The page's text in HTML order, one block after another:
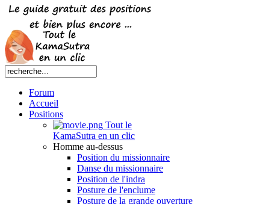
Forum
Accueil
Positions
Tout le
KamaSutra en un clic
Homme au-dessus
Position du missionnaire
Danse du missionnaire
Position de l'indra
Posture de l'enclume
Posture de la grande ouverture